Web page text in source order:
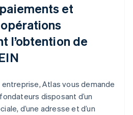
et
l’obtention de
Atlas vous demande
disposant d’un
d’une adresse et d’un